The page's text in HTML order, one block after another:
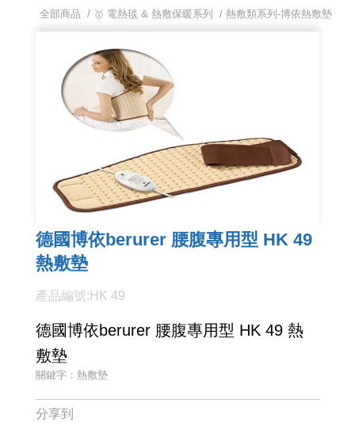
全部商品 / 🥇 電熱毯 & 熱敷保暖系列 / 熱敷類系列-博依熱敷墊
德國博依berurer 腰腹專用型 HK 49
熱敷墊
產品編號:HK 49
德國博依berurer 腰腹專用型 HK 49 熱
敷墊
關鍵字：熱敷墊
分享到